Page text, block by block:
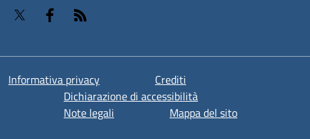
Twitter Facebook
Informativa privacy
Crediti
Dichiarazione di accessibilità
Note legali
Mappa del sito